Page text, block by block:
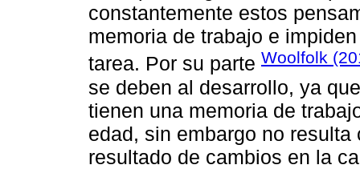
constantemente estos
memoria de trabajo e
tarea. Por su parte Woolfolk
se deben al desarrollo, ya
tienen una memoria de
edad, sin embargo no
resultado de cambios en la